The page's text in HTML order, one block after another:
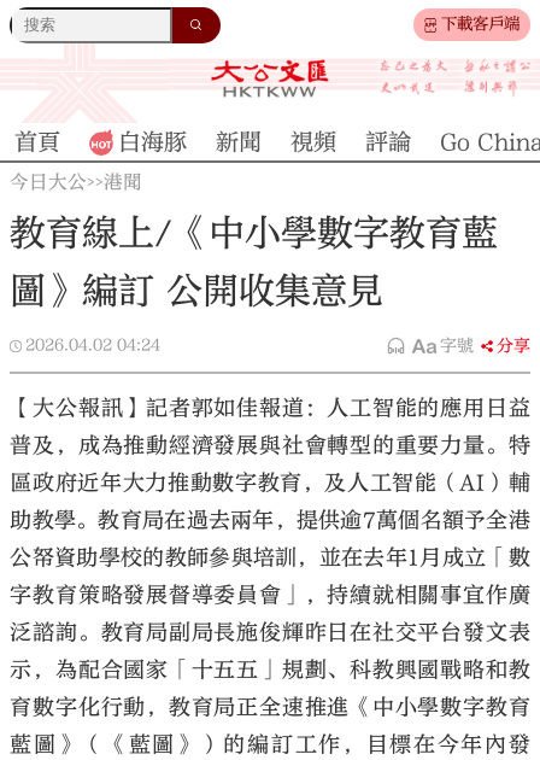
下載客戶端
大公文匯
首頁 白海豚 新聞 視頻 評論 Go
今日大公>>港聞
教育線上/《中小學數字教育藍
圖》編訂 公開收集意見
2026.04.02 04:24 字號 分享
【大公報訊】記者郭如佳報道：人工智能的應用日益
普及，成為推動經濟發展與社會轉型的重要力量。特
區政府近年大力推動數字教育，及人工智能（AI）輔
助教學。教育局在過去兩年，提供逾7萬個名額予全港
公帑資助學校的教師參與培訓，並在去年1月成立「數
字教育策略發展督導委員會」，持續就相關事宜作廣
泛諮詢。教育局副局長施俊輝昨日在社交平台發文表
示，為配合國家「十五五」規劃、科教興國戰略和教
育數字化行動，教育局正全速推進《中小學數字教育
藍圖》（《藍圖》）的編訂工作，目標在今年內發